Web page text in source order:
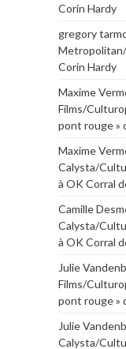
Corin Hardy
gregory
Corin Hardy
Maxime
Films/
pont rouge »
Maxime
Calysta/
à OK Corral
Camille
Calysta/
à OK Corral
Julie
Films/
pont rouge »
Julie
Calysta/